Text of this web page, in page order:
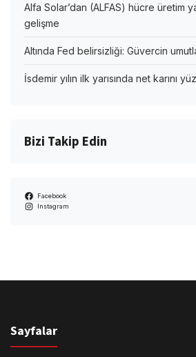
Alfa Solar’dan (ALFAS) hücre üretim
gelişme
Altında Fed belirsizliği: Güvercin
İsdemir yılın ilk yarısında net karını
Bizi Takip Edin
Facebook
Instagram
Sayfalar